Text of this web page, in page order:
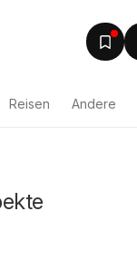
Reisen Andere